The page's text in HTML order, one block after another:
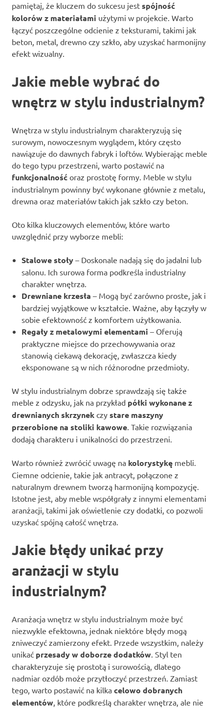
pamiętaj, że kluczem do sukcesu jest spójność
kolorów z materiałami użytymi w projekcie. Warto
łączyć poszczególne odcienie z teksturami, takimi jak
beton, metal, drewno czy szkło, aby uzyskać harmonijny
efekt wizualny.
Jakie meble wybrać do
wnętrz w stylu industrialnym?
Wnętrza w stylu industrialnym charakteryzują się
surowym, nowoczesnym wyglądem, który często
nawiązuje do dawnych fabryk i loftów. Wybierając meble
do tego typu przestrzeni, warto postawić na
funkcjonalność oraz prostotę formy. Meble w stylu
industrialnym powinny być wykonane głównie z metalu,
drewna oraz materiałów takich jak szkło czy beton.
Oto kilka kluczowych elementów, które warto
uwzględnić przy wyborze mebli:
Stalowe stoły – Doskonale nadają się do jadalni lub
salonu. Ich surowa forma podkreśla industrialny
charakter wnętrza.
Drewniane krzesła – Mogą być zarówno proste, jak i
bardziej wyjątkowe w kształcie. Ważne, aby łączyły w
sobie efektowność z komfortem użytkowania.
Regały z metalowymi elementami – Oferują
praktyczne miejsce do przechowywania oraz
stanowią ciekawą dekorację, zwłaszcza kiedy
eksponowane są w nich różnorodne przedmioty.
W stylu industrialnym dobrze sprawdzają się także
meble z odzysku, jak na przykład półki wykonane z
drewnianych skrzynek czy stare maszyny
przerobione na stoliki kawowe . Takie rozwiązania
dodają charakteru i unikalności do przestrzeni.
Warto również zwrócić uwagę na kolorystykę mebli.
Ciemne odcienie, takie jak antracyt, połączone z
naturalnym drewnem tworzą harmonijną kompozycję.
Istotne jest, aby meble współgrały z innymi elementami
aranżacji, takimi jak oświetlenie czy dodatki, co pozwoli
uzyskać spójną całość wnętrza.
Jakie błędy unikać przy
aranżacji w stylu
industrialnym?
Aranżacja wnętrz w stylu industrialnym może być
niezwykle efektowna, jednak niektóre błędy mogą
zniweczyć zamierzony efekt. Przede wszystkim, należy
unikać przesady w doborze dodatków . Styl ten
charakteryzuje się prostotą i surowością, dlatego
nadmiar ozdób może przytłoczyć przestrzeń. Zamiast
tego, warto postawić na kilka celowo dobranych
elementów , które podkreślą charakter wnętrza, ale nie